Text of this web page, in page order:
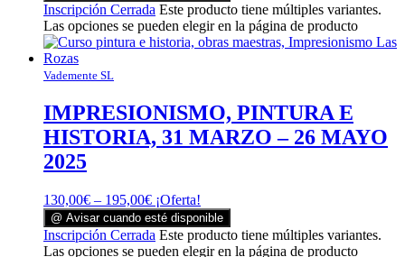
Inscripción Cerrada Este producto tiene múltiples variantes.
Las opciones se pueden elegir en la página de producto
Vademente SL
IMPRESIONISMO, PINTURA E
HISTORIA, 31 MARZO – 26 MAYO
2025
130,00€ – 195,00€ ¡Oferta!
@ Avisar cuando esté disponible
Inscripción Cerrada Este producto tiene múltiples variantes.
Las opciones se pueden elegir en la página de producto